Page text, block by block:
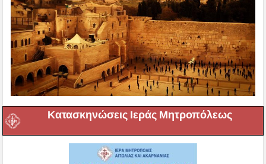
Κατασκηνώσεις Ιεράς Μητροπόλεως